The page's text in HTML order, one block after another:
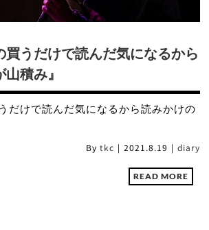
買うだけで読んだ気になるから
積み』
だけで読んだ気になるから読みかけの
By tkc | 2021.8.19 | diary
READ MORE